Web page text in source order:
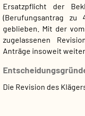
Ersatzpflicht der
(Berufungsantrag
geblieben. Mit der
zugelassenen
Anträge insoweit weiter.
Die Revision des